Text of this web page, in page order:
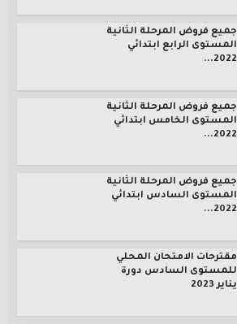
جميع فروض المرحلة الثانية
المستوى الرابع ابتدائي
2022...
جميع فروض المرحلة الثانية
المستوى الخامس ابتدائي
2022...
جميع فروض المرحلة الثانية
المستوى السادس ابتدائي
2022...
مقترحات الامتحان المحلي
للمستوى السادس دورة
يناير 2023